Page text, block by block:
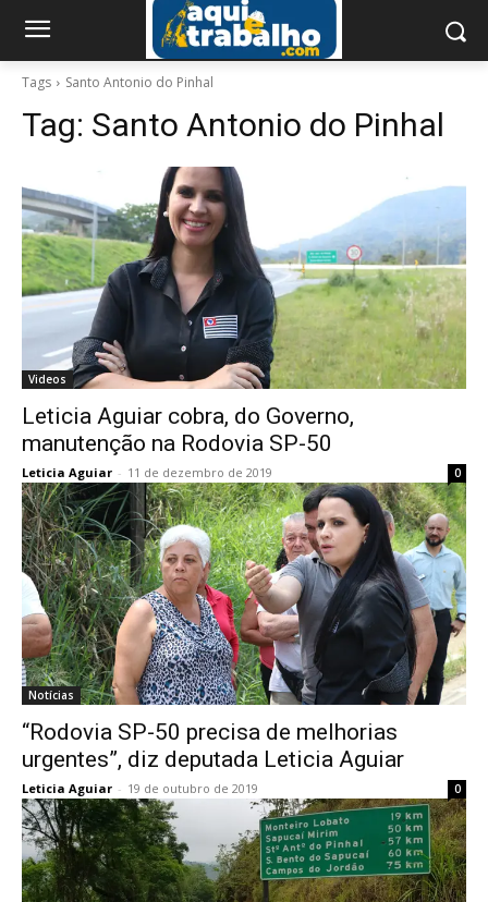
Tags Santo Antonio do Pinhal
Tag: Santo Antonio do Pinhal
Videos
Leticia Aguiar cobra, do Governo,
manutenção na Rodovia SP-50
Leticia Aguiar - 11 de dezembro de 2019 0
Notícias
“Rodovia SP-50 precisa de melhorias
urgentes”, diz deputada Leticia Aguiar
Leticia Aguiar - 19 de outubro de 2019 0